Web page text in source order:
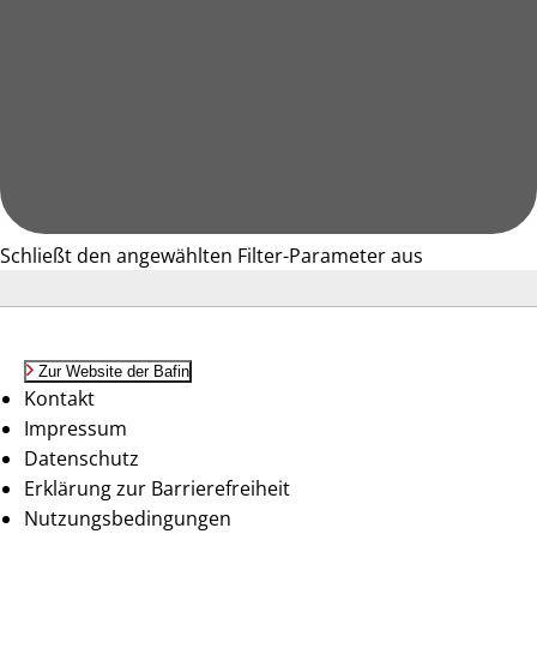
Schließt den angewählten Filter-Parameter aus
Zur Website der Bafin
Kontakt
Impressum
Datenschutz
Erklärung zur Barrierefreiheit
Nutzungsbedingungen